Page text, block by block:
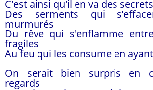
C'est ainsi qu'il en va des
Des serments qui
murmurés
Du rêve qui s'enflamme
fragiles
Au feu qui les consume en
On serait bien surpris en
regards